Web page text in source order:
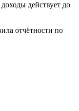
действует до
отчётности по